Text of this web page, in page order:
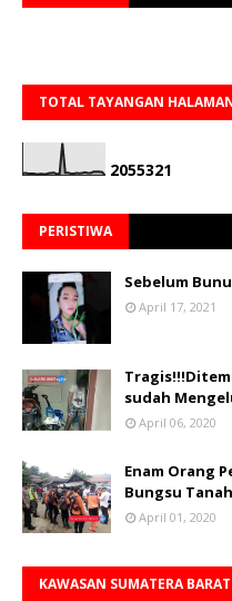
TOTAL TAYANGAN
2055321
PERISTIWA
Sebelum
April 17, 2021
sudah
April 06, 2020
Enam Orang
Bungsu
April 01, 2020
KAWASAN SUMATERA BARAT